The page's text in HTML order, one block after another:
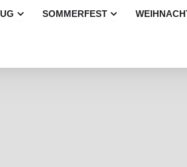
Öffne Betriebsausflug
SOMMERFEST Öffne